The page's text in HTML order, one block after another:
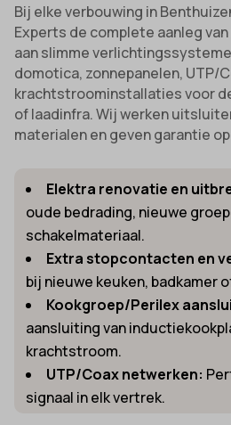
Bij elke verbouwing in
Experts de complete aanleg
aan slimme
domotica, zonnepanelen, UTP/
krachtstroominstallaties voor
of laadinfra. Wij werken
materialen en geven garantie
Elektra renovatie en
oude bedrading, nieuwe
schakelmateriaal.
Extra stopcontacten en
bij nieuwe keuken, badkamer
Kookgroep/Perilex
aansluiting van
krachtstroom.
UTP/Coax netwerken:
signaal in elk vertrek.